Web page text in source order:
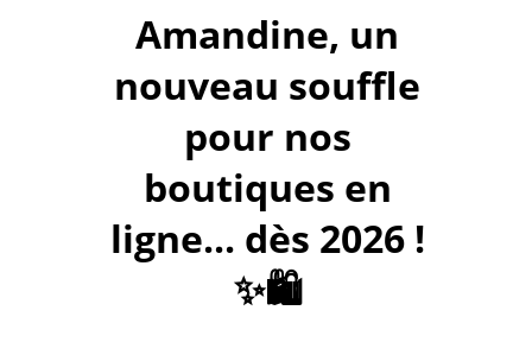
Amandine, un
nouveau souffle
pour nos
boutiques en
ligne... dès 2026 !
✨🛍️